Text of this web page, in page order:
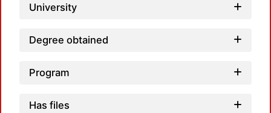
University
Degree obtained
Program
Has files